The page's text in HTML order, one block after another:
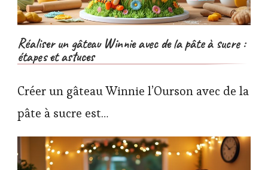
Réaliser un gâteau Winnie avec de la pâte à sucre :
étapes et astuces
Créer un gâteau Winnie l’Ourson avec de la
pâte à sucre est…